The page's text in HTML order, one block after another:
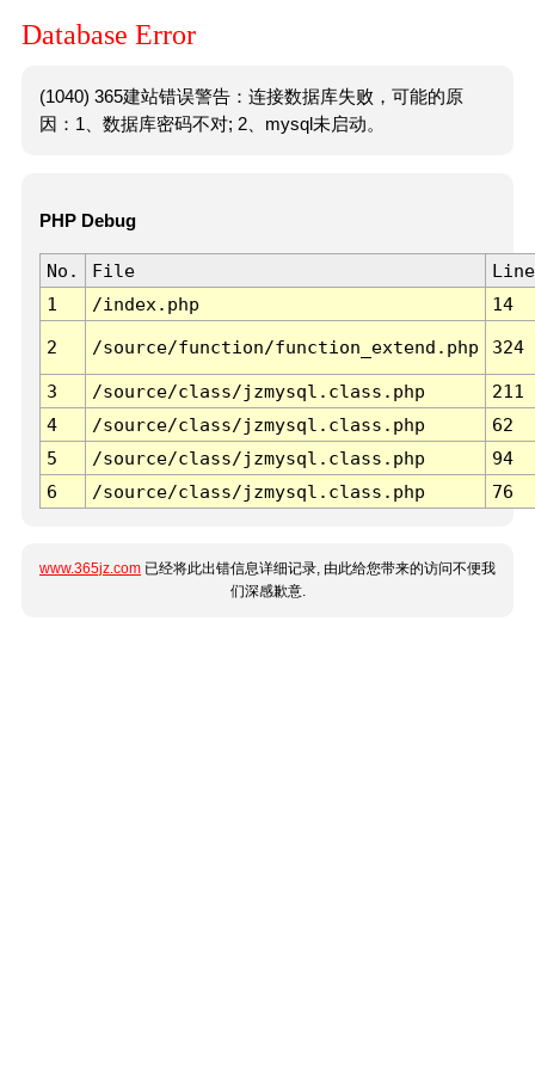
Database Error
(1040) 365建站错误警告：连接数据库失败，可能的原
因：1、数据库密码不对; 2、mysql未启动。
PHP Debug
No. File
Line
1
/index.php 14
2 /source/function/function_extend.php 324
3 /source/class/jzmysql.class.php
211
4
/source/class/jzmysql.class.php
62
5
/source/class/jzmysql.class.php
94
6
/source/class/jzmysql.class.php 76
www.365jz.com 已经将此出错信息详细记录, 由此给您带来的访问不便我
们深感歉意.